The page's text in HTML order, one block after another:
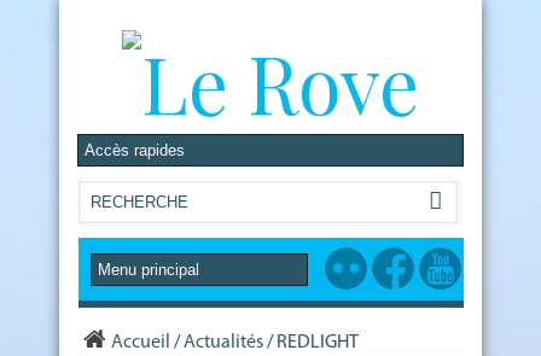
Accueil /Actualités/ REDLIGHT